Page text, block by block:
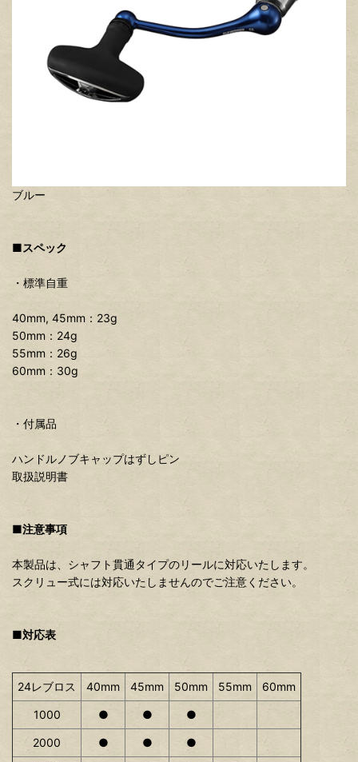
ブルー
■スペック
・標準自重
40mm, 45mm：23g
50mm：24g
55mm：26g
60mm：30g
・付属品
ハンドルノブキャップはずしピン
取扱説明書
■注意事項
本製品は、シャフト貫通タイプのリールに対応いたします。
スクリュー式には対応いたしませんのでご注意ください。
■対応表
24レブロス 40mm 45mm 50mm 55mm 60mm
1000 ● ● ●
2000 ● ● ●